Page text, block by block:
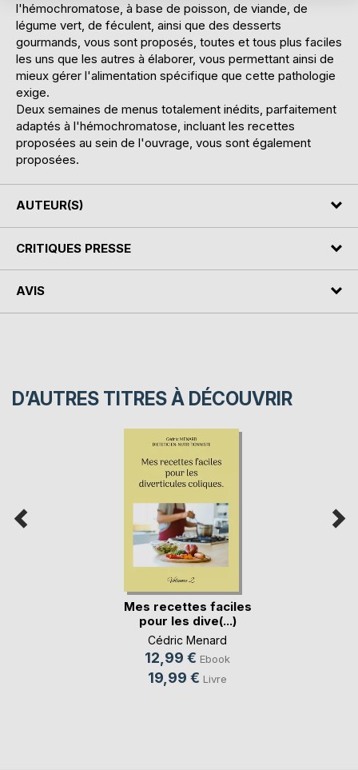
l'hémochromatose, à base de poisson, de viande, de
légume vert, de féculent, ainsi que des desserts
gourmands, vous sont proposés, toutes et tous plus faciles
les uns que les autres à élaborer, vous permettant ainsi de
mieux gérer l'alimentation spécifique que cette pathologie
exige.
Deux semaines de menus totalement inédits, parfaitement
adaptés à l'hémochromatose, incluant les recettes
proposées au sein de l'ouvrage, vous sont également
proposées.
AUTEUR(S)
CRITIQUES PRESSE
AVIS
D’AUTRES TITRES À DÉCOUVRIR
Mes recettes faciles
pour les dive(...)
Cédric Menard
12,99 € Ebook
19,99 € Livre